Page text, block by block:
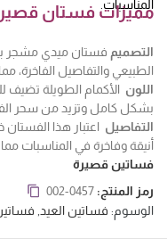
المناسبات.
مميزات فستان
التصميمفستان ميدي مشجر
الطبيعي والتفاصيل الفاخرة، مما
اللونالأكمام الطويلة تضيف
بشكل كامل وتزيد من سحر
التفاصيلاعتبار هذا الفستان
أنيقة وفاخرة في المناسبات
فساتين قصيرة
رمز المنتج:002-0457
الوسوم:فساتين العيد, فساتين